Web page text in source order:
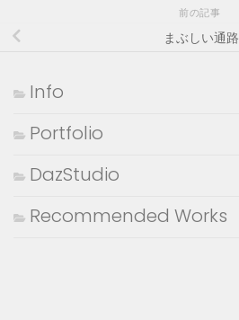
前の記事
まぶしい通路
Info
Portfolio
DazStudio
Recommended Works